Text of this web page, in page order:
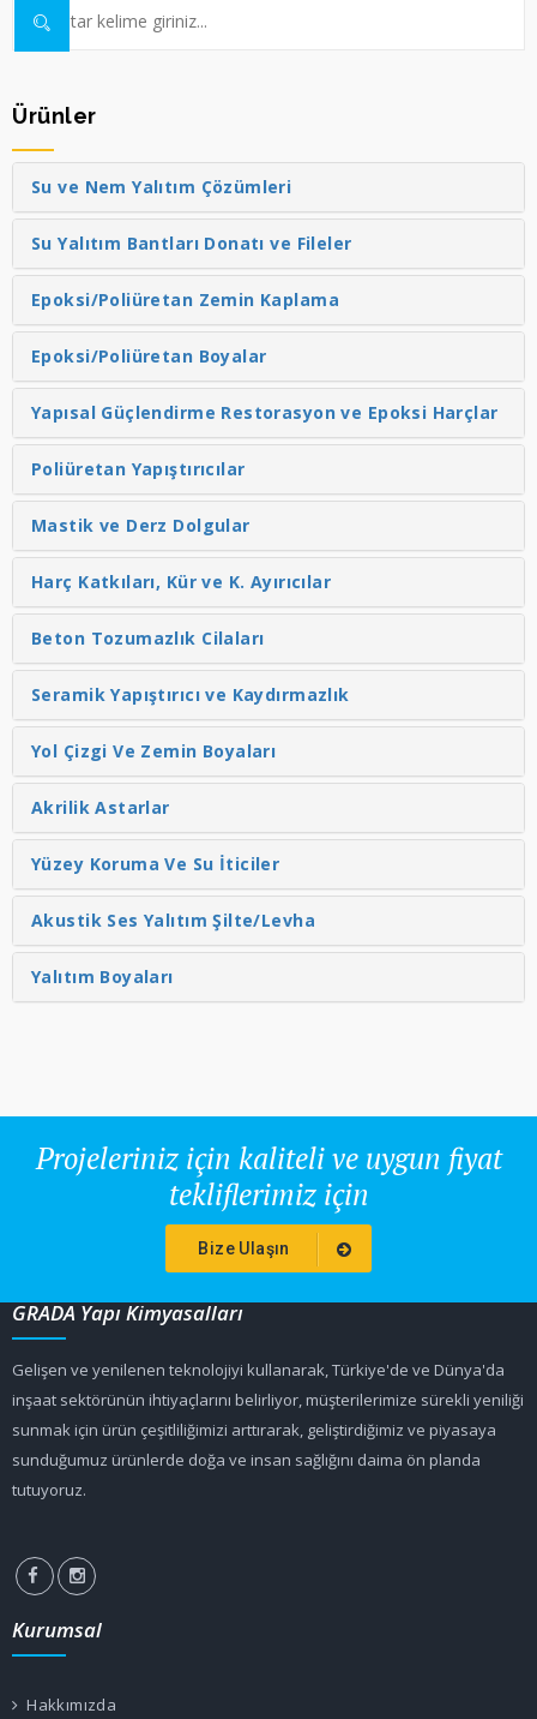
Ürünler
Su ve Nem Yalıtım Çözümleri
Su Yalıtım Bantları Donatı ve Fileler
Epoksi/Poliüretan Zemin Kaplama
Epoksi/Poliüretan Boyalar
Yapısal Güçlendirme Restorasyon ve Epoksi Harçlar
Poliüretan Yapıştırıcılar
Mastik ve Derz Dolgular
Harç Katkıları, Kür ve K. Ayırıcılar
Beton Tozumazlık Cilaları
Seramik Yapıştırıcı ve Kaydırmazlık
Yol Çizgi Ve Zemin Boyaları
Akrilik Astarlar
Yüzey Koruma Ve Su İticiler
Akustik Ses Yalıtım Şilte/Levha
Yalıtım Boyaları
Projeleriniz için kaliteli ve uygun fiyat
tekliflerimiz için
Bize Ulaşın
GRADA Yapı Kimyasalları
Gelişen ve yenilenen teknolojiyi kullanarak, Türkiye'de ve Dünya'da
inşaat sektörünün ihtiyaçlarını belirliyor, müşterilerimize sürekli yeniliği
sunmak için ürün çeşitliliğimizi arttırarak, geliştirdiğimiz ve piyasaya
sunduğumuz ürünlerde doğa ve insan sağlığını daima ön planda
tutuyoruz.
Kurumsal
Hakkımızda